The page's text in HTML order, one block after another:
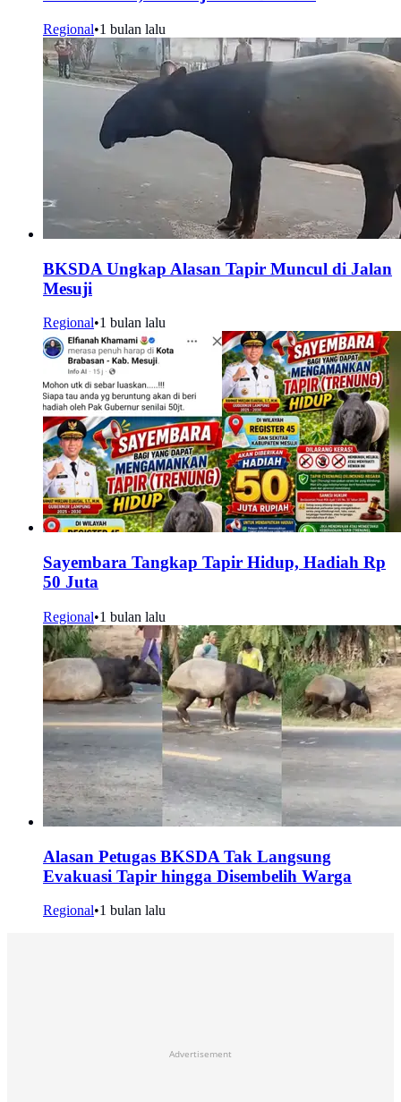
Regional•1 bulan lalu
BKSDA Ungkap Alasan Tapir Muncul di Jalan
Mesuji
Regional•1 bulan lalu
Sayembara Tangkap Tapir Hidup, Hadiah Rp
50 Juta
Regional•1 bulan lalu
Alasan Petugas BKSDA Tak Langsung
Evakuasi Tapir hingga Disembelih Warga
Regional•1 bulan lalu
Advertisement